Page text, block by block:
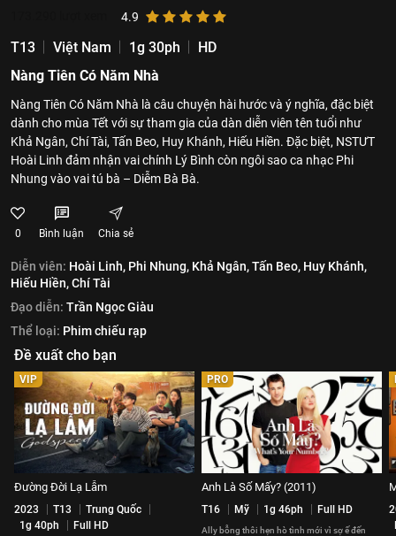
4.9
T13 Việt Nam 1g 30ph
HD
Nàng Tiên Có Năm Nhà
Nàng Tiên Có Năm Nhà là câu chuyện hài hước và ý nghĩa, đặc biệt
dành cho mùa Tết với sự tham gia của dàn diễn viên tên tuổi như
Khả Ngân, Chí Tài, Tấn Beo, Huy Khánh, Hiếu Hiền. Đặc biệt, NSTƯT
Hoài Linh đảm nhận vai chính Lý Bình còn ngôi sao ca nhạc Phi
Nhung vào vai tú bà – Diễm Bà Bà.
0 Bình luận Chia sẻ
Diễn viên: Hoài Linh, Phi Nhung, Khả Ngân,Tấn Beo, Huy Khánh,
Hiếu Hiền,Chí Tài
Đạo diễn: Trần Ngọc Giàu
Thể loại: Phim chiếu rạp
Đề xuất cho bạn
VIP
Đường Đời Lạ Lẫm
2023 T13
Trung Quốc
1g 40ph
Full HD
PRO
Anh Là Số Mấy? (2011)
T16 Mỹ 1g 46ph Full HD
Ally bỗng thôi hẹn hò tình mới vì sợ ế đến